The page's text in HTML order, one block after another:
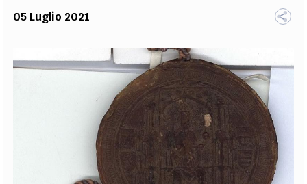
TEAM
REDAZIONE COMITATO SCIENTIFICO AUTORI CURATORI
FOTOGRAFI PARTNER COLLABORA CON NOI
EXTRA
RUBRICHE LIBRI PROCEEDINGS PUBBLICITÀ CONTATTI
05 Luglio 2021